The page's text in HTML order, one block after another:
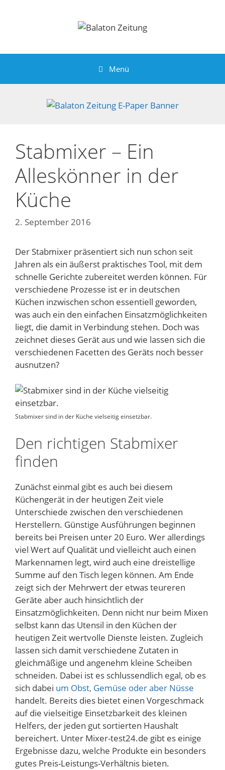
Menü
Stabmixer – Ein
Alleskönner in der
Küche
2. September 2016
Der Stabmixer präsentiert sich nun schon seit
Jahren als ein äußerst praktisches Tool, mit dem
schnelle Gerichte zubereitet werden können. Für
verschiedene Prozesse ist er in deutschen
Küchen inzwischen schon essentiell geworden,
was auch ein den einfachen Einsatzmöglichkeiten
liegt, die damit in Verbindung stehen. Doch was
zeichnet dieses Gerät aus und wie lassen sich die
verschiedenen Facetten des Geräts noch besser
ausnutzen?
Stabmixer sind in der Küche vielseitig einsetzbar.
Den richtigen Stabmixer
finden
Zunächst einmal gibt es auch bei diesem
Küchengerät in der heutigen Zeit viele
Unterschiede zwischen den verschiedenen
Herstellern. Günstige Ausführungen beginnen
bereits bei Preisen unter 20 Euro. Wer allerdings
viel Wert auf Qualität und vielleicht auch einen
Markennamen legt, wird auch eine dreistellige
Summe auf den Tisch legen können. Am Ende
zeigt sich der Mehrwert der etwas teureren
Geräte aber auch hinsichtlich der
Einsatzmöglichkeiten. Denn nicht nur beim Mixen
selbst kann das Utensil in den Küchen der
heutigen Zeit wertvolle Dienste leisten. Zugleich
lassen sich damit verschiedene Zutaten in
gleichmäßige und angenehm kleine Scheiben
schneiden. Dabei ist es schlussendlich egal, ob es
sich dabei um Obst, Gemüse oder aber Nüsse
handelt. Bereits dies bietet einen Vorgeschmack
auf die vielseitige Einsetzbarkeit des kleinen
Helfers, der jeden gut sortierten Haushalt
bereichert. Unter Mixer-test24.de gibt es einige
Ergebnisse dazu, welche Produkte ein besonders
gutes Preis-Leistungs-Verhältnis bieten.